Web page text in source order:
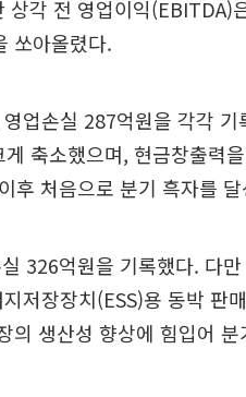
각 전 영업이익(EBITDA)
쏘아올렸다.
업손실 287억원을 각각 기
축소했으며, 현금창출력
후 처음으로 분기 흑자를
326억원을 기록했다. 다
저장장치(ESS)용 동박 판
의 생산성 향상에 힘입어